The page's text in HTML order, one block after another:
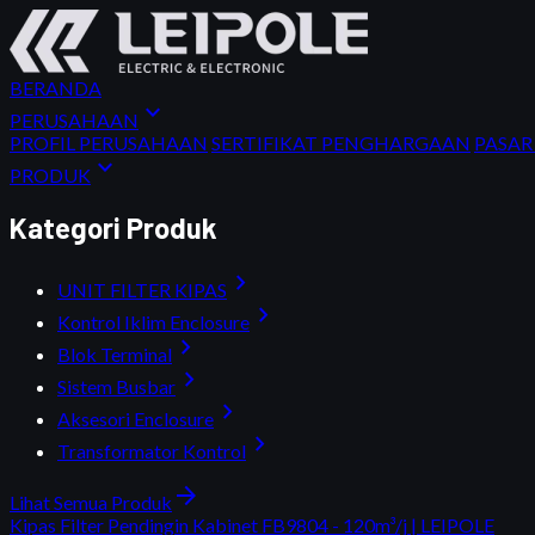
BERANDA
PERUSAHAAN expand_more
PROFIL PERUSAHAAN SERTIFIKAT PENGHARGAAN
PRODUK expand_more
Kategori Produk
UNIT FILTER KIPAS chevron_right
Kontrol Iklim Enclosure chevron_right
Blok Terminal chevron_right
Sistem Busbar chevron_right
Aksesori Enclosure chevron_right
Transformator Kontrol chevron_right
Lihat Semua Produk arrow_forward
Kipas Filter Pendingin Kabinet FB9804 - 120m³/j | LEIPOLE